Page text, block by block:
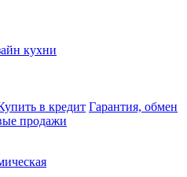
кухни
в кредит Гарантия, обмен
продажи